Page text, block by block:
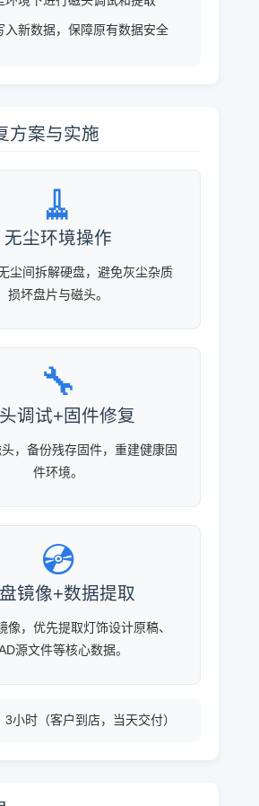
入新数据，保障原有数据安全
方案与实施
🧹
无尘环境操作
尘间拆解硬盘，避免灰尘杂质
损坏盘片与磁头。
🔧
调试+固件修复
，备份残存固件，重建健康固
件环境。
💿
镜像+数据提取
像，优先提取灯饰设计原稿、
源文件等核心数据。
3小时（客户到店，当天交付）